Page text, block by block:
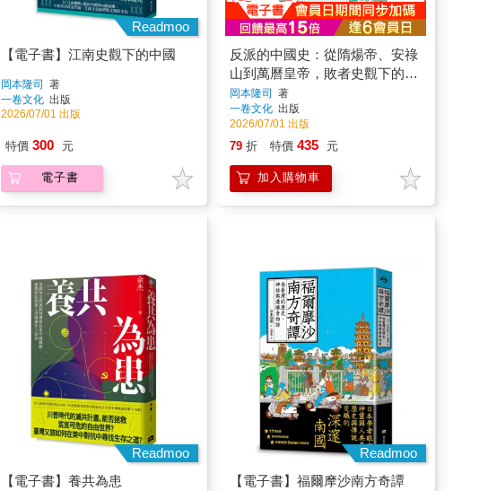
Readmoo
【電子書】江南史觀下的中國
岡本隆司 著
一卷文化 出版
2026/07/01 出版
特價 300 元
電子書
反派的中國史：從隋煬帝、安祿
山到萬曆皇帝，敗者史觀下的中
華帝國
岡本隆司
著
一卷文化 出版
2026/07/01 出版
79 折 特價 435 元
加入購物車
Readmoo
【電子書】養共為患
Readmoo
【電子書】福爾摩沙南方奇譚